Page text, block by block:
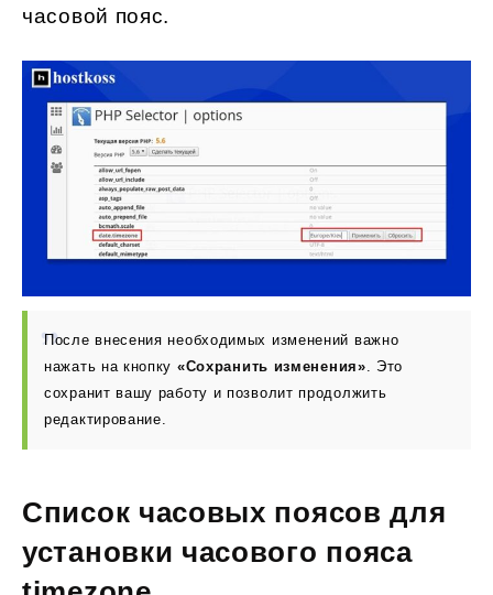
часовой пояс.
После внесения необходимых изменений важно
нажать на кнопку «Сохранить изменения» . Это
сохранит вашу работу и позволит продолжить
редактирование.
Список часовых поясов для
установки часового пояса